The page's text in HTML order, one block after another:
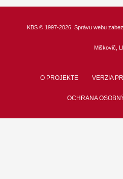
KBS © 1997-2026. Správu webu
Miškovič,
O PROJEKTE VERZIA
OCHRANA